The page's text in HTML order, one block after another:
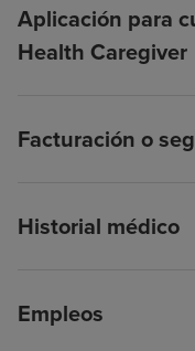
Aplicación para
Health Caregiver
Facturación o
Historial médico
Empleos